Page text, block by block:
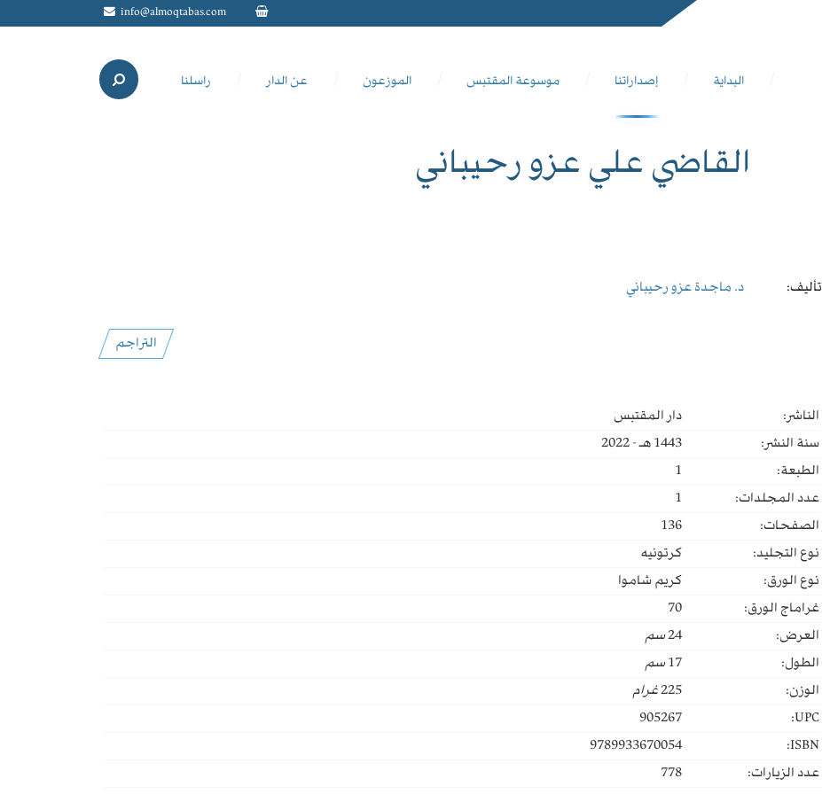
info@almoqtabas.com
البداية إصداراتنا موسوعة المقتبس الموزعون عن الدار راسلنا
القاضي علي عزو رحيباني
تأليف: د. ماجدة عزو رحيباني
التراجم
الناشر:
دار المقتبس
سنة النشر:
1443 هـ - 2022
الطبعة:
1
عدد المجلدات:
1
الصفحات:
136
نوع التجليد:
كرتونيه
نوع الورق:
كريم شاموا
غراماج الورق:
70
العرض:
24سم
الطول:
17سم
الوزن:
225غرام
UPC:
905267
ISBN:
9789933670054
عدد الزيارات:
778